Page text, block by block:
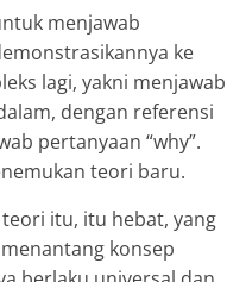
menjawab
ke
lagi, yakni menjawab
dengan referensi
pertanyaan “why”.
teori baru.
itu, itu hebat, yang
konsep